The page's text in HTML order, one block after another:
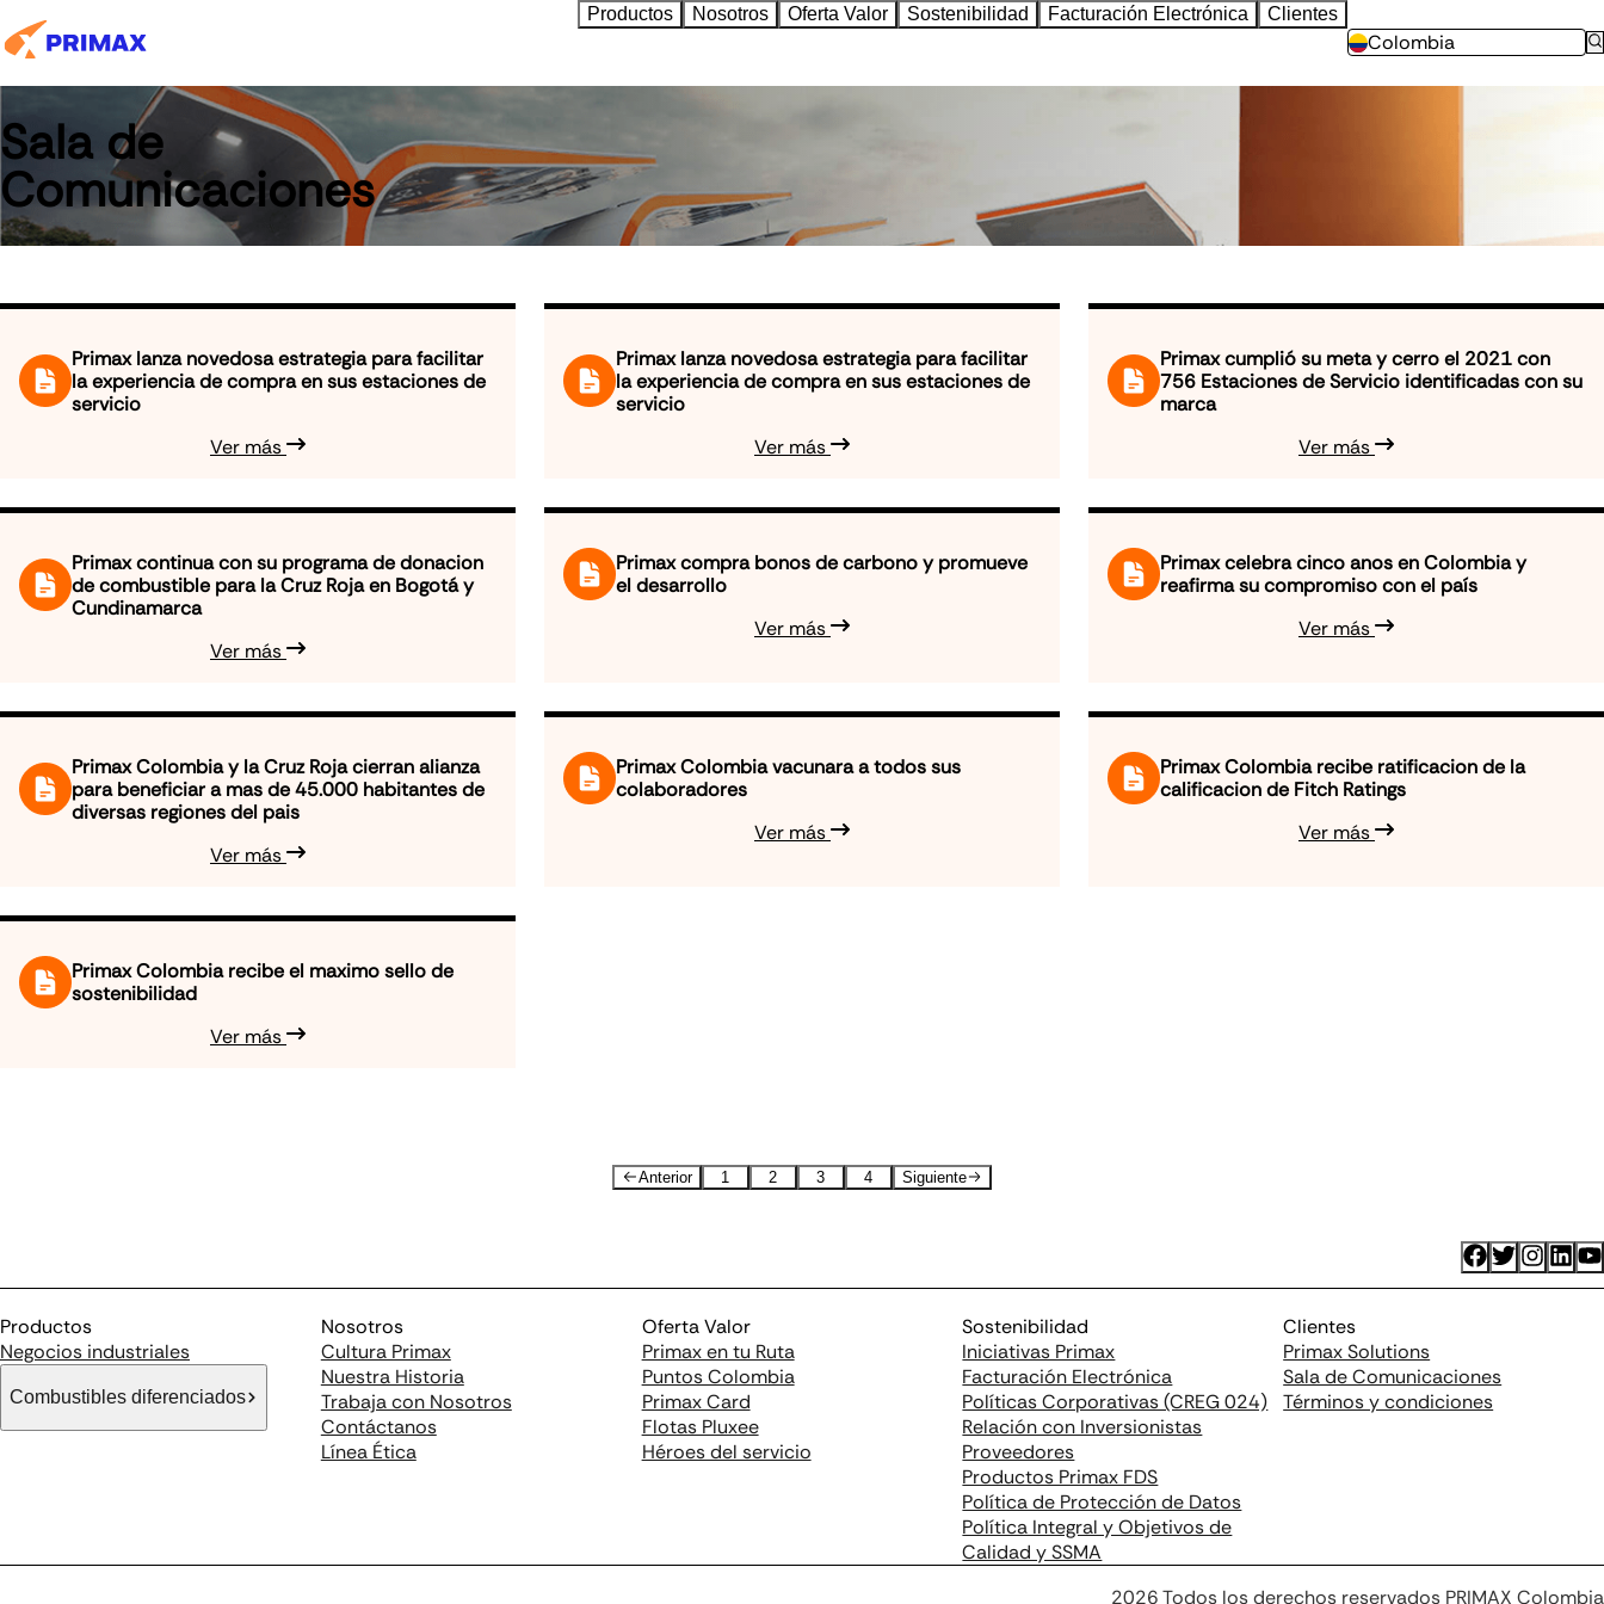
Productos Nosotros Oferta Valor Sostenibilidad Facturación Electrónica Clientes
Colombia
Sala de
Comunicaciones
Primax lanza novedosa estrategia para facilitar
la experiencia de compra en sus estaciones de
servicio
Ver más
Primax lanza novedosa estrategia para facilitar
la experiencia de compra en sus estaciones de
servicio
Ver más
Primax cumplió su meta y cerro el 2021 con
756 Estaciones de Servicio identificadas con su
marca
Ver más
Primax continua con su programa de donacion
de combustible para la Cruz Roja en Bogotá y
Cundinamarca
Ver más
Primax compra bonos de carbono y promueve
el desarrollo
Ver más
Primax celebra cinco anos en Colombia y
reafirma su compromiso con el país
Ver más
Primax Colombia y la Cruz Roja cierran alianza
para beneficiar a mas de 45.000 habitantes de
diversas regiones del pais
Ver más
Primax Colombia vacunara a todos sus
colaboradores
Ver más
Primax Colombia recibe ratificacion de la
calificacion de Fitch Ratings
Ver más
Primax Colombia recibe el maximo sello de
sostenibilidad
Ver más
Anterior 1 2 3 4 Siguiente
Productos
Negocios industriales
Combustibles diferenciados
Nosotros
Cultura Primax
Nuestra Historia
Trabaja con Nosotros
Contáctanos
Línea Ética
Oferta Valor
Primax en tu Ruta
Puntos Colombia
Primax Card
Flotas Pluxee
Héroes del servicio
Sostenibilidad
Iniciativas Primax
Facturación Electrónica
Políticas Corporativas (CREG 024)
Relación con Inversionistas
Proveedores
Productos Primax FDS
Política de Protección de Datos
Política Integral y Objetivos de
Calidad y SSMA
Clientes
Primax Solutions
Sala de Comunicaciones
Términos y condiciones
2026 Todos los derechos reservados PRIMAX Colombia